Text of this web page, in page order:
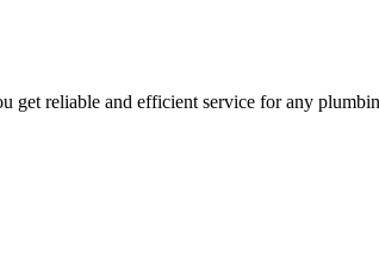
get reliable and efficient service for any